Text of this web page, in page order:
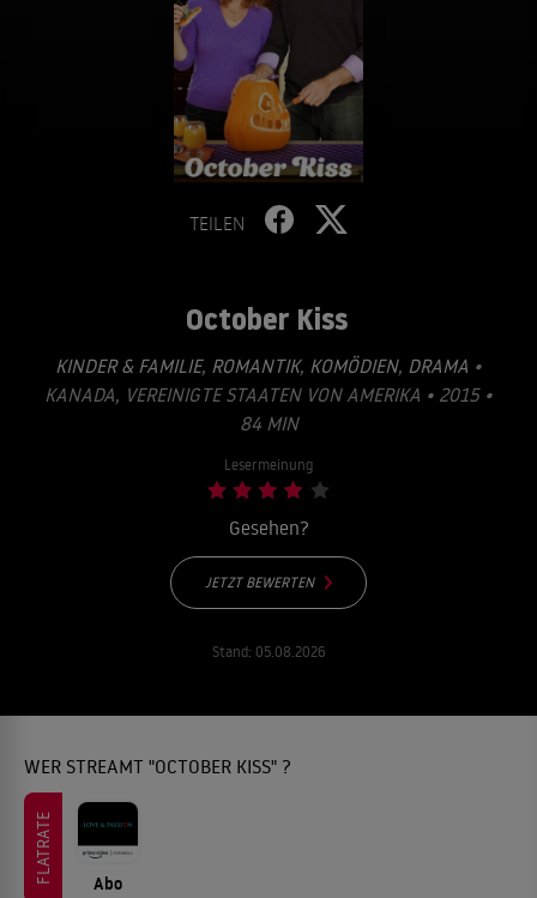
TEILEN
October Kiss
KINDER & FAMILIE, ROMANTIK, KOMÖDIEN, DRAMA •
KANADA, VEREINIGTE STAATEN VON AMERIKA • 2015 •
84 MIN
Lesermeinung
Gesehen?
JETZT BEWERTEN
Stand: 05.08.2026
WER STREAMT "OCTOBER KISS" ?
FLATRATE Abo